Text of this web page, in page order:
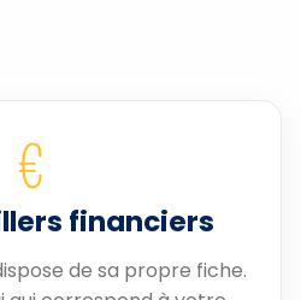
€
financiers
de sa propre fiche.